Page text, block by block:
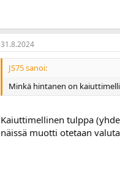
31.8.2024
JS75 sanoi:
Minkä hintanen on
Kaiuttimellinen tulppa
näissä muotti otetaan